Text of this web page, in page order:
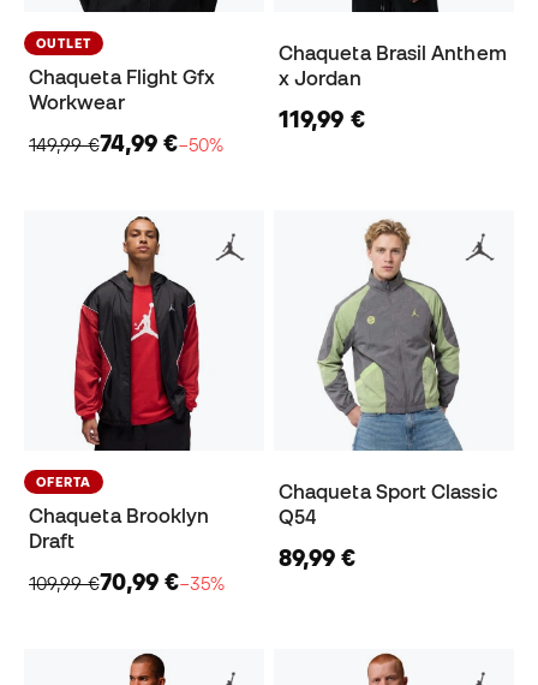
OUTLET
Chaqueta Flight Gfx
Workwear
149,99 €74,99 €−50%
Chaqueta Brasil Anthem
x Jordan
119,99 €
OFERTA
Chaqueta Brooklyn
Draft
109,99 €70,99 €−35%
Chaqueta Sport Classic
Q54
89,99 €